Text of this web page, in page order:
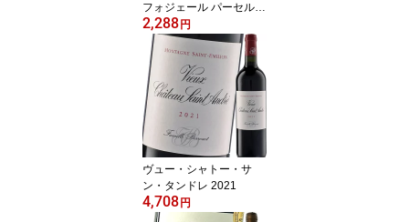
フォジェール パーセル・
セレクション 2018
2,288 円
ヴュー・シャトー・サ
ン・タンドレ 2021
4,708 円